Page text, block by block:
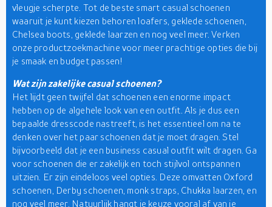
vleugje scherpte. Tot de beste smart casual schoenen
waaruit je kunt kiezen behoren loafers, geklede schoenen,
Chelsea boots, geklede laarzen en nog veel meer. Verken
onze productzoekmachine voor meer prachtige opties die bij
je smaak en budget passen!
Wat zijn zakelijke casual schoenen?
Het lijdt geen twijfel dat schoenen een enorme impact
hebben op de algehele look van een outfit. Als je dus een
bepaalde dresscode nastreeft, is het essentieel om na te
denken over het paar schoenen dat je moet dragen. Stel
bijvoorbeeld dat je een business casual outfit wilt dragen. Ga
voor schoenen die er zakelijk en toch stijlvol ontspannen
uitzien. Er zijn eindeloos veel opties. Deze omvatten Oxford
schoenen, Derby schoenen, monk straps, Chukka laarzen, en
nog veel meer. Natuurlijk hangt je keuze vooral af van je